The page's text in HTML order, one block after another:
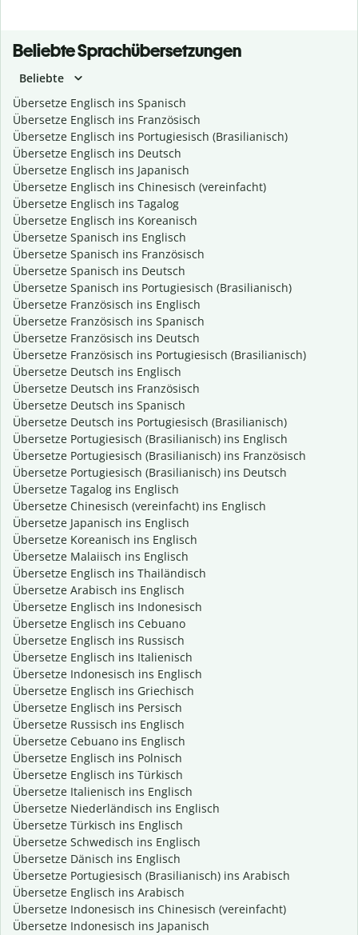
Beliebte Sprachübersetzungen
Beliebte
Übersetze Englisch ins Spanisch
Übersetze Englisch ins Französisch
Übersetze Englisch ins Portugiesisch (Brasilianisch)
Übersetze Englisch ins Deutsch
Übersetze Englisch ins Japanisch
Übersetze Englisch ins Chinesisch (vereinfacht)
Übersetze Englisch ins Tagalog
Übersetze Englisch ins Koreanisch
Übersetze Spanisch ins Englisch
Übersetze Spanisch ins Französisch
Übersetze Spanisch ins Deutsch
Übersetze Spanisch ins Portugiesisch (Brasilianisch)
Übersetze Französisch ins Englisch
Übersetze Französisch ins Spanisch
Übersetze Französisch ins Deutsch
Übersetze Französisch ins Portugiesisch (Brasilianisch)
Übersetze Deutsch ins Englisch
Übersetze Deutsch ins Französisch
Übersetze Deutsch ins Spanisch
Übersetze Deutsch ins Portugiesisch (Brasilianisch)
Übersetze Portugiesisch (Brasilianisch) ins Englisch
Übersetze Portugiesisch (Brasilianisch) ins Französisch
Übersetze Portugiesisch (Brasilianisch) ins Deutsch
Übersetze Tagalog ins Englisch
Übersetze Chinesisch (vereinfacht) ins Englisch
Übersetze Japanisch ins Englisch
Übersetze Koreanisch ins Englisch
Übersetze Malaiisch ins Englisch
Übersetze Englisch ins Thailändisch
Übersetze Arabisch ins Englisch
Übersetze Englisch ins Indonesisch
Übersetze Englisch ins Cebuano
Übersetze Englisch ins Russisch
Übersetze Englisch ins Italienisch
Übersetze Indonesisch ins Englisch
Übersetze Englisch ins Griechisch
Übersetze Englisch ins Persisch
Übersetze Russisch ins Englisch
Übersetze Cebuano ins Englisch
Übersetze Englisch ins Polnisch
Übersetze Englisch ins Türkisch
Übersetze Italienisch ins Englisch
Übersetze Niederländisch ins Englisch
Übersetze Türkisch ins Englisch
Übersetze Schwedisch ins Englisch
Übersetze Dänisch ins Englisch
Übersetze Portugiesisch (Brasilianisch) ins Arabisch
Übersetze Englisch ins Arabisch
Übersetze Indonesisch ins Chinesisch (vereinfacht)
Übersetze Indonesisch ins Japanisch